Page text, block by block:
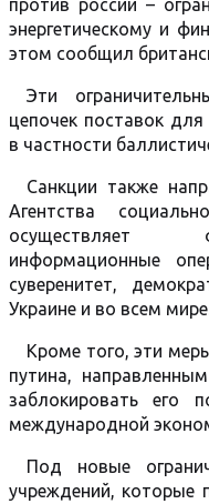
против россии –
энергетическому и
этом сообщил
Эти
цепочек поставок
в частности
Санкции также
Агентства
осуществляет
информационные
суверенитет,
Украине и во всем
Кроме того, эти
путина,
заблокировать его
международной
Под новые
учреждений, которые